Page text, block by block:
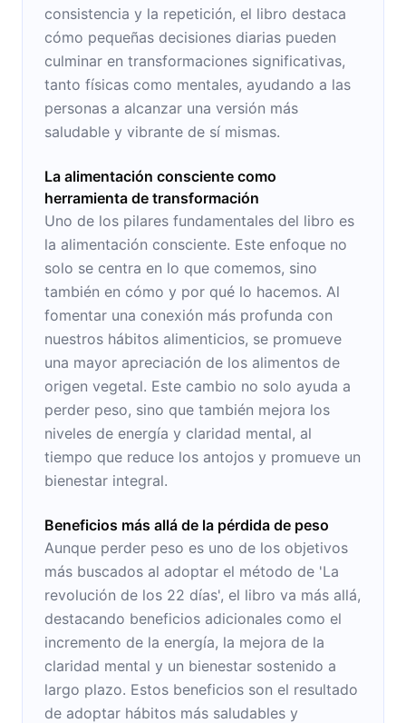
consistencia y la repetición, el libro destaca
cómo pequeñas decisiones diarias pueden
culminar en transformaciones significativas,
tanto físicas como mentales, ayudando a las
personas a alcanzar una versión más
saludable y vibrante de sí mismas.
La alimentación consciente como
herramienta de transformación
Uno de los pilares fundamentales del libro es
la alimentación consciente. Este enfoque no
solo se centra en lo que comemos, sino
también en cómo y por qué lo hacemos. Al
fomentar una conexión más profunda con
nuestros hábitos alimenticios, se promueve
una mayor apreciación de los alimentos de
origen vegetal. Este cambio no solo ayuda a
perder peso, sino que también mejora los
niveles de energía y claridad mental, al
tiempo que reduce los antojos y promueve un
bienestar integral.
Beneficios más allá de la pérdida de peso
Aunque perder peso es uno de los objetivos
más buscados al adoptar el método de 'La
revolución de los 22 días', el libro va más allá,
destacando beneficios adicionales como el
incremento de la energía, la mejora de la
claridad mental y un bienestar sostenido a
largo plazo. Estos beneficios son el resultado
de adoptar hábitos más saludables y